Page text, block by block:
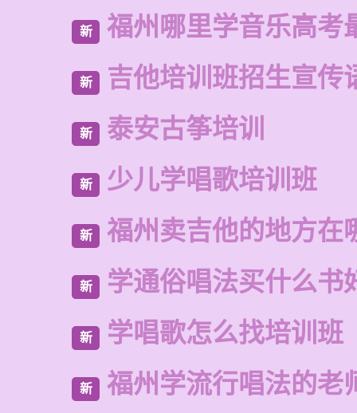
新 福州哪里学音乐高考
新 吉他培训班招生宣传
新 泰安古筝培训
新 少儿学唱歌培训班
新 福州卖吉他的地方在
新 学通俗唱法买什么书
新 学唱歌怎么找培训班
新 福州学流行唱法的老